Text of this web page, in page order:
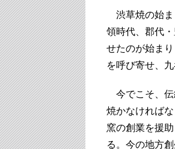
渋草焼の始ま
領時代、郡代
せたのが始ま
を呼び寄せ、
今でこそ、伝
焼かなければ
窯の創業を援
る。今の地方